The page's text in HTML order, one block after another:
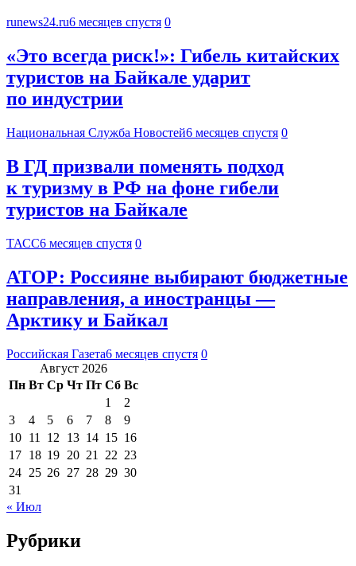
runews24.ru6 месяцев спустя 0
«Это всегда риск!»: Гибель китайских
туристов на Байкале ударит
по индустрии
Национальная Служба Новостей6 месяцев спустя 0
В ГД призвали поменять подход
к туризму в РФ на фоне гибели
туристов на Байкале
ТАСС6 месяцев спустя 0
АТОР: Россияне выбирают бюджетные
направления, а иностранцы —
Арктику и Байкал
Российская Газета6 месяцев спустя 0
Август 2026
Пн Вт Ср Чт Пт Сб Вс
1
2
3
4 5 6 7 8
9
10 11 12 13 14 15 16
17 18 19 20 21 22 23
24 25 26 27 28 29 30
31
« Июл
Рубрики